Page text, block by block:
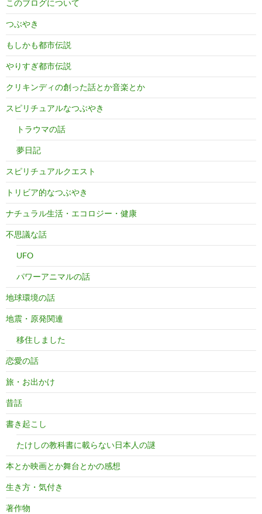
このブログについて
つぶやき
もしかも都市伝説
やりすぎ都市伝説
クリキンディの創った話とか音楽とか
スピリチュアルなつぶやき
トラウマの話
夢日記
スピリチュアルクエスト
トリビア的なつぶやき
ナチュラル生活・エコロジー・健康
不思議な話
UFO
パワーアニマルの話
地球環境の話
地震・原発関連
移住しました
恋愛の話
旅・お出かけ
昔話
書き起こし
たけしの教科書に載らない日本人の謎
本とか映画とか舞台とかの感想
生き方・気付き
著作物